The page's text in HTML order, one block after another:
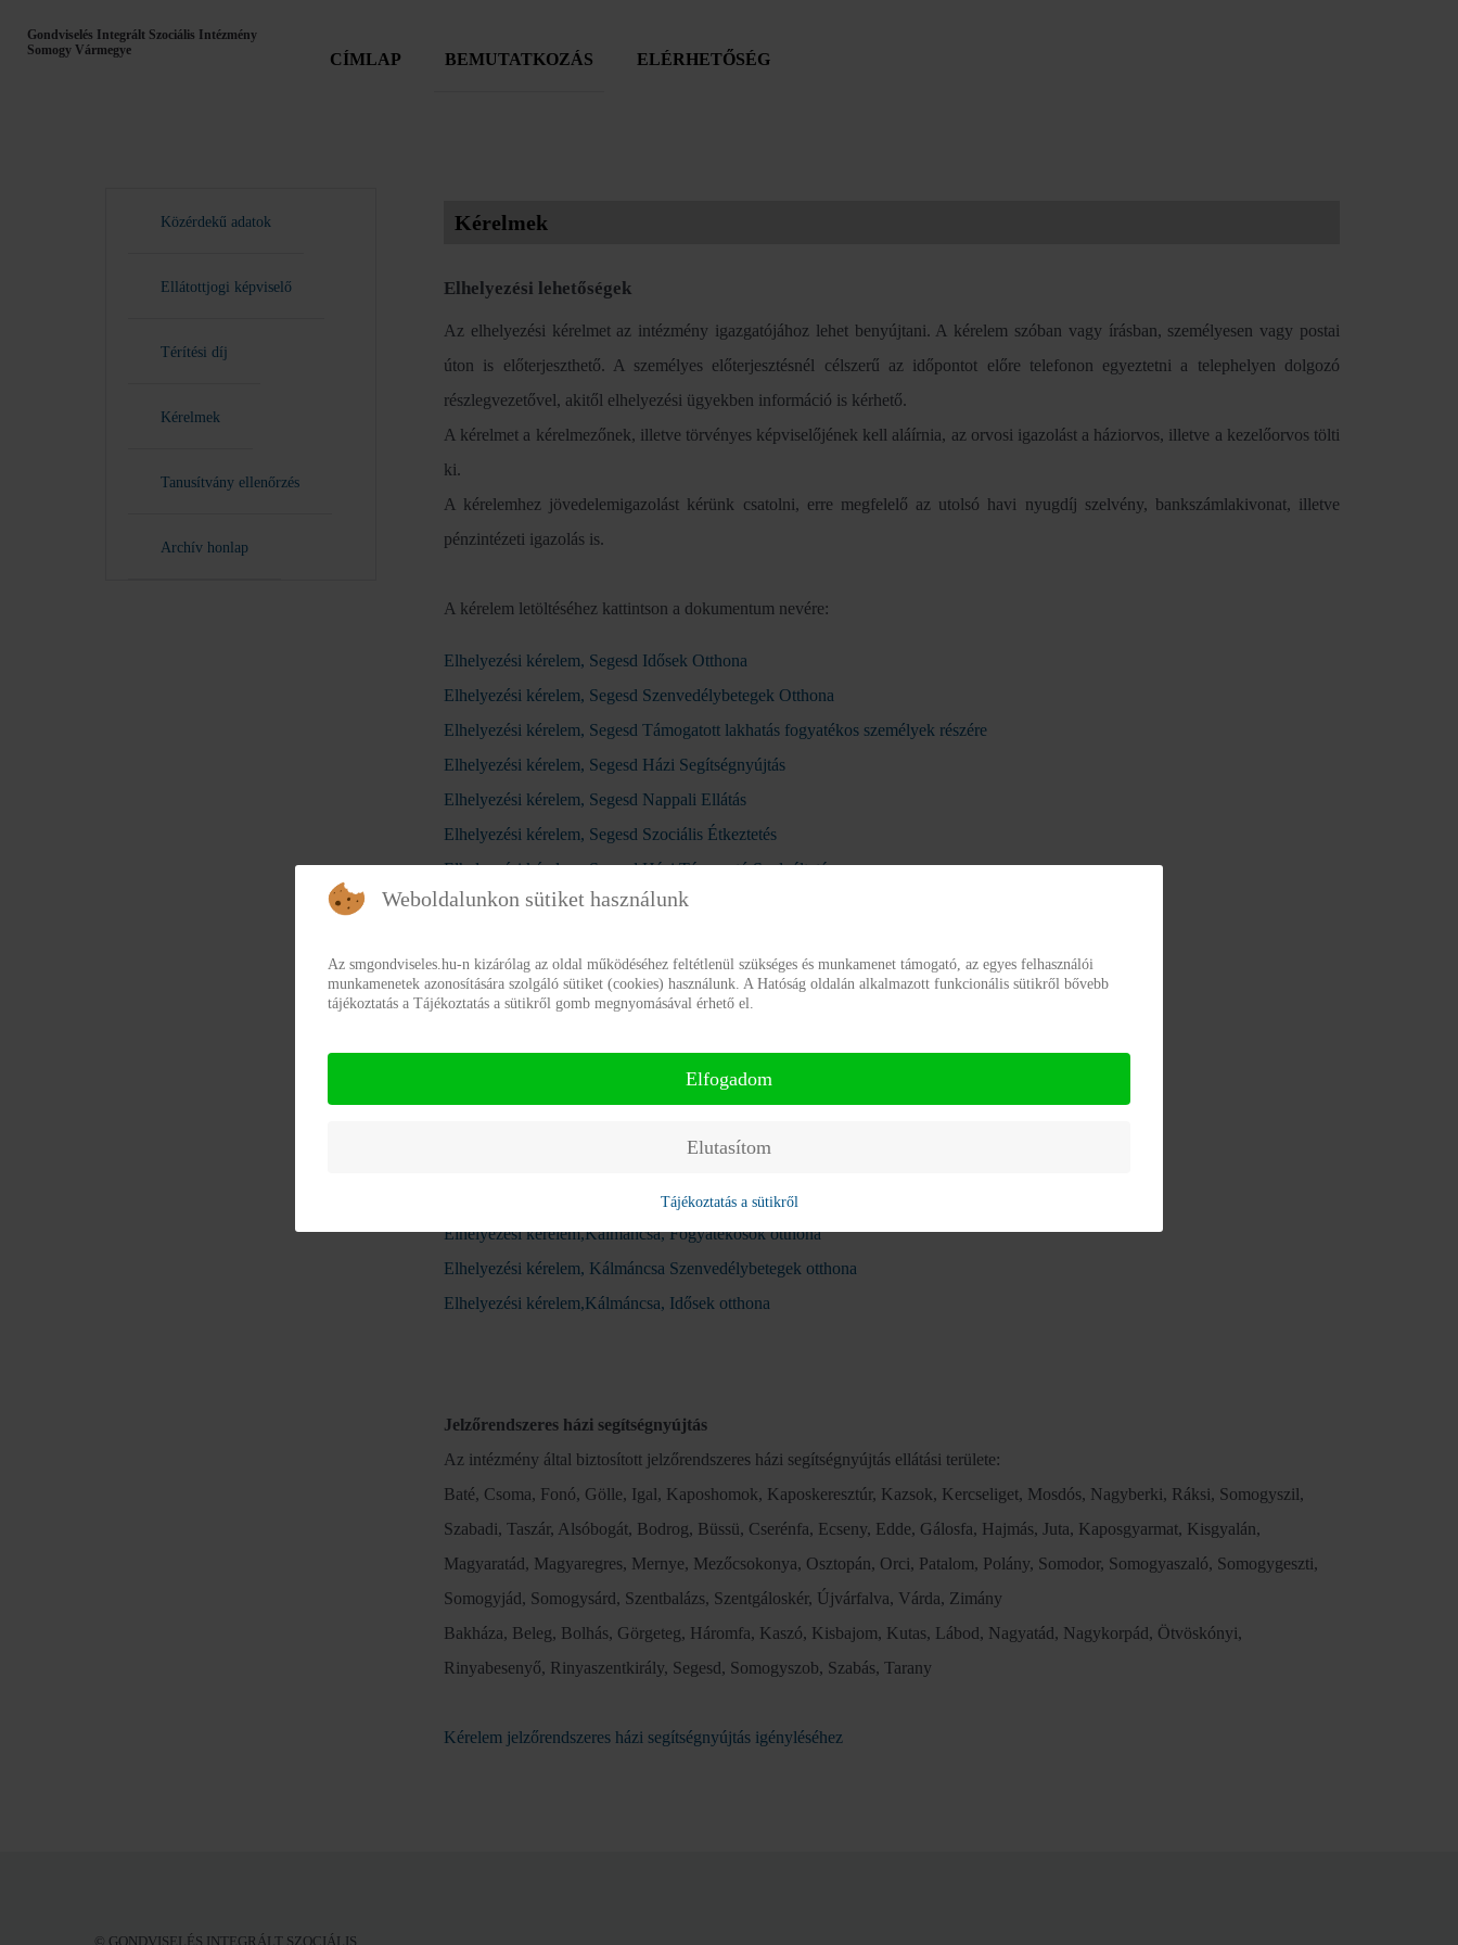
Gondviselés Integrált Szociális Intézmény
Somogy Vármegye
CÍMLAP BEMUTATKOZÁS ELÉRHETŐSÉG
Közérdekű adatok
Ellátottjogi képviselő
Térítési díj
Kérelmek
Tanusítvány ellenőrzés
Archív honlap
Kérelmek
Elhelyezési lehetőségek
Az elhelyezési kérelmet az intézmény igazgatójához lehet benyújtani. A kérelem szóban vagy írásban, személyesen vagy postai
úton is előterjeszthető. A személyes előterjesztésnél célszerű az időpontot előre telefonon egyeztetni a telephelyen dolgozó
részlegvezetővel, akitől elhelyezési ügyekben információ is kérhető.
A kérelmet a kérelmezőnek, illetve törvényes képviselőjének kell aláírnia, az orvosi igazolást a háziorvos, illetve a kezelőorvos tölti
ki.
A kérelemhez jövedelemigazolást kérünk csatolni, erre megfelelő az utolsó havi nyugdíj szelvény, bankszámlakivonat, illetve
pénzintézeti igazolás is.
A kérelem letöltéséhez kattintson a dokumentum nevére:
Elhelyezési kérelem, Segesd Idősek Otthona
Elhelyezési kérelem, Segesd Szenvedélybetegek Otthona
Elhelyezési kérelem, Segesd Támogatott lakhatás fogyatékos személyek részére
Elhelyezési kérelem, Segesd Házi Segítségnyújtás
Elhelyezési kérelem, Segesd Nappali Ellátás
Elhelyezési kérelem, Segesd Szociális Étkeztetés
Elhelyezési kérelem, Segesd Házi Támogató Szolgáltatás
Elhelyezési kérelem, Szabás, Szenvedélybeteg rehabilitáció
Elhelyezési kérelem,Gyöngyöspuszta, Hajléktalanok otthona
Elhelyezési kérelem,Gyöngyöspuszta, Idősek otthona
Elhelyezési kérelem,Gyöngyöspuszta, Szenvedélybetegek rehabilitációs lakóotthona
Elhelyezési kérelem,Kálmáncsa, Fogyatékosok otthona
Elhelyezési kérelem, Kálmáncsa Szenvedélybetegek otthona
Elhelyezési kérelem,Kálmáncsa, Idősek otthona
Jelzőrendszeres házi segítségnyújtás
Az intézmény által biztosított jelzőrendszeres házi segítségnyújtás ellátási területe:
Baté, Csoma, Fonó, Gölle, Igal, Kaposhomok, Kaposkeresztúr, Kazsok, Kercseliget, Mosdós, Nagyberki, Ráksi, Somogyszil,
Szabadi, Taszár, Alsóbogát, Bodrog, Büssü, Cserénfa, Ecseny, Edde, Gálosfa, Hajmás, Juta, Kaposgyarmat, Kisgyalán,
Magyaratád, Magyaregres, Mernye, Mezőcsokonya, Osztopán, Orci, Patalom, Polány, Somodor, Somogyaszaló, Somogygeszti,
Somogyjád, Somogysárd, Szentbalázs, Szentgáloskér, Újvárfalva, Várda, Zimány
Bakháza, Beleg, Bolhás, Görgeteg, Háromfa, Kaszó, Kisbajom, Kutas, Lábod, Nagyatád, Nagykorpád, Ötvöskónyi,
Rinyabesenyő, Rinyaszentkirály, Segesd, Somogyszob, Szabás, Tarany
Kérelem jelzőrendszeres házi segítségnyújtás igényléséhez
© GONDVISELÉS INTEGRÁLT SZOCIÁLIS
Weboldalunkon sütiket használunk
Az smgondviseles.hu-n kizárólag az oldal működéséhez feltétlenül szükséges és munkamenet támogató, az egyes felhasználói
munkamenetek azonosítására szolgáló sütiket (cookies) használunk. A Hatóság oldalán alkalmazott funkcionális sütikről bővebb
tájékoztatás a Tájékoztatás a sütikről gomb megnyomásával érhető el.
Elfogadom
Elutasítom
Tájékoztatás a sütikről